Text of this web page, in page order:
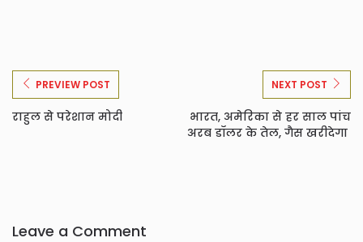
PREVIEW POST
राहुल से परेशान मोदी
NEXT POST
भारत, अमेरिका से हर साल पांच
अरब डॉलर के तेल, गैस खरीदेगा
Leave a Comment